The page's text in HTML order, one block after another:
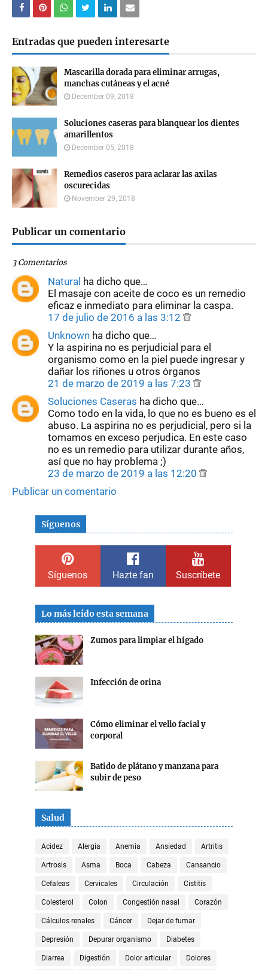
Entradas que pueden interesarte
Mascarilla dorada para eliminar arrugas,
manchas cutáneas y el acné
December 09, 2018
Soluciones caseras para blanquear los dientes
amarillentos
December 05, 2018
Remedios caseros para aclarar las axilas
oscurecidas
November 29, 2018
Publicar un comentario
3 Comentarios
Natural ha dicho que…
El masaje con aceite de coco es un remedio
eficaz e inmediato para eliminar la caspa.
17 de julio de 2016 a las 3:12
Unknown ha dicho que…
Y la aspirina no es perjudicial para el
organismo como en la piel puede ingresar y
dañar los riñones u otros órganos
21 de marzo de 2019 a las 7:23
Soluciones Caseras ha dicho que…
Como todo en la vida, lo que no es bueno es el
abuso. La aspirina no es perjudicial, pero si la
tomamos en exceso perjudica. En este caso
no es un remedio para utilizar durante años,
así que no hay problema ;)
23 de marzo de 2019 a las 12:20
Publicar un comentario
Síguenos
Síguenos Hazte fan Suscríbete
Lo más leído esta semana
Zumos para limpiar el hígado
Infección de orina
Cómo eliminar el vello facial y
corporal
Batido de plátano y manzana para
subir de peso
Salud
Acidez Alergia Anemia Ansiedad Artritis
Artrosis Asma Boca Cabeza Cansancio
Cefaleas Cervicales Circulación Cistitis
Colesterol Colon Congestión nasal Corazón
Cálculos renales Cáncer Dejar de fumar
Depresión Depurar organismo Diabetes
Diarrea Digestión Dolor articular Dolores